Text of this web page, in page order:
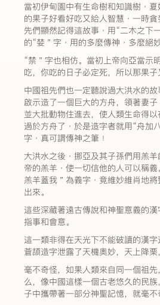
當初伊甸園中有生命樹和知識樹﹐
的果子好看好吃又給人智慧﹐一時
先們顯然記得這故事﹐用“二木之下
的“婪＂字﹐用的多麼傳神﹐多麼絕
“禁＂字也相仿。當初上帝向亞當示
吃，你吃的日子必定死，所以那果子
中國祖先們也一定聽說過大洪水的
啟示造了一個巨大的方舟，領著妻
並大批動物住進去，使人類生命得
過於方舟了﹐於是造字者就用“舟加
字﹐真可謂傳神之筆﹗
大洪水之後﹐挪亞及其子孫們用羔
帝的羔羊﹐使一切信他的人可以稱義
羔羊蓋我＂為義字﹐竟維妙維肖地
出來。
這些深藏著遠古傳說和神聖意義的
指事和會意。
這一類非得在天光下不能破讀的漢字
蒼頡造字泄露了天機奧妙，天上降栗
毫不奇怪，如果人類來自同一個祖
么，像中國這樣一個古老悠久的民
子中攜帶著一部分神聖記憶，就毫不